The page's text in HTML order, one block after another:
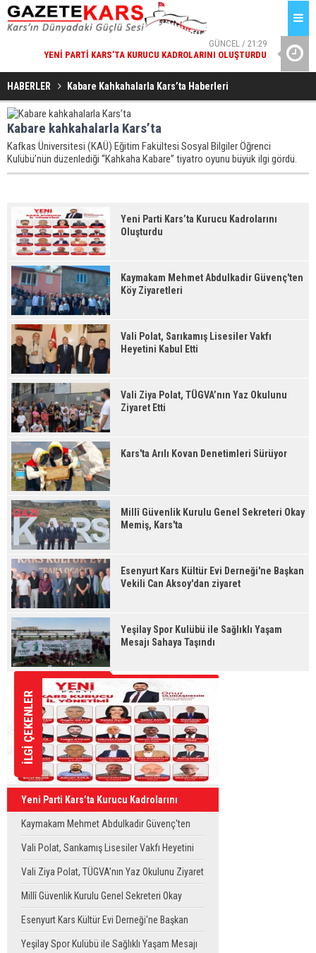
GÜNCEL / 21:29
YENI PARTI KARS’TA KURUCU KADROLARINI OLUŞTURDU
GÜNCEL / 21:29
KAYMAKAM MEHMET ABDULKADIR GÜVENÇ'TEN KÖY
VALI
HABERLER Kabare Kahkahalarla Kars’ta Haberleri
Kabare kahkahalarla Kars’ta
Kafkas Üniversitesi (KAÜ) Eğitim Fakültesi Sosyal Bilgiler Öğrenci
Kulübü’nün düzenlediği “Kahkaha Kabare” tiyatro oyunu büyük ilgi gördü.
Yeni Parti Kars’ta Kurucu Kadrolarını
Oluşturdu
Kaymakam Mehmet Abdulkadir Güvenç'ten
Köy Ziyaretleri
Vali Polat, Sarıkamış Lisesiler Vakfı
Heyetini Kabul Etti
Vali Ziya Polat, TÜGVA’nın Yaz Okulunu
Ziyaret Etti
Kars'ta Arılı Kovan Denetimleri Sürüyor
Millî Güvenlik Kurulu Genel Sekreteri Okay
Memiş, Kars'ta
Esenyurt Kars Kültür Evi Derneği'ne Başkan
Vekili Can Aksoy'dan ziyaret
Yeşilay Spor Kulübü ile Sağlıklı Yaşam
Mesajı Sahaya Taşındı
İLGİ ÇEKENLER
Yeni Parti Kars’ta Kurucu Kadrolarını
Oluşturdu
Kaymakam Mehmet Abdulkadir Güvenç'ten
Köy Ziyaretleri
Vali Polat, Sarıkamış Lisesiler Vakfı Heyetini
Kabul Etti
Vali Ziya Polat, TÜGVA’nın Yaz Okulunu Ziyaret
Etti
Millî Güvenlik Kurulu Genel Sekreteri Okay
Memiş, Kars'ta
Esenyurt Kars Kültür Evi Derneği'ne Başkan
Vekili Can Aksoy'dan ziyaret
Yeşilay Spor Kulübü ile Sağlıklı Yaşam Mesajı